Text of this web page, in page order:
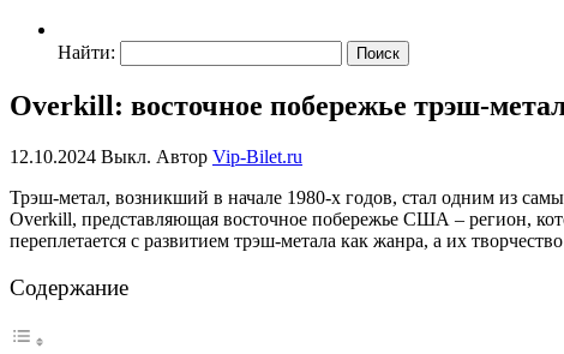
Найти:
Overkill: восточное побережье трэш-
12.10.2024 Выкл. Автор Vip-Bilet.ru
Трэш-метал, возникший в начале 1980-х годов, стал одним из
Overkill, представляющая восточное побережье США – регион,
переплетается с развитием трэш-метала как жанра, а их
Содержание